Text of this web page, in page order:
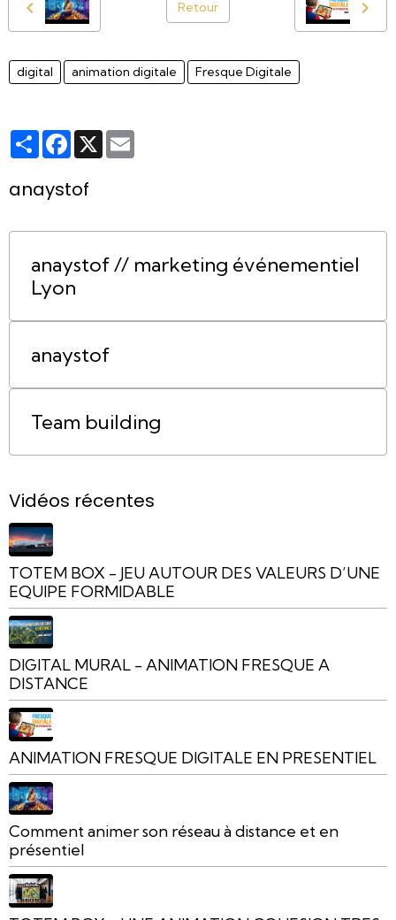
Retour
digital animation digitale Fresque Digitale
PartagerFacebook
X
anaystof
anaystof // marketing événementiel
Lyon
anaystof
Team building
Vidéos récentes
TOTEM BOX - JEU AUTOUR DES VALEURS D’UNE
EQUIPE FORMIDABLE
DIGITAL MURAL - ANIMATION FRESQUE A
DISTANCE
ANIMATION FRESQUE DIGITALE EN PRESENTIEL
Comment animer son réseau à distance et en
présentiel